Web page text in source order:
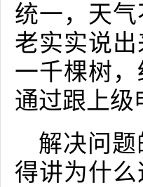
统一，天
老实实说
一千棵树
通过跟上级
解决问
得讲为什